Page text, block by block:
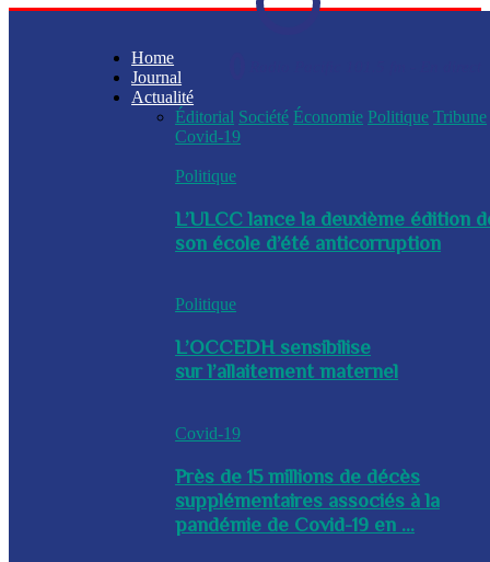
Home
Journal
Actualité
Éditorial Société Économie Politique Tribune
Covid-19
Politique
L’ULCC lance la deuxième édition
son école d’été anticorruption
Politique
L’OCCEDH sensibilise
sur l’allaitement maternel
Covid-19
Près de 15 millions de décès
supplémentaires associés à la
pandémie de Covid-19 en ...